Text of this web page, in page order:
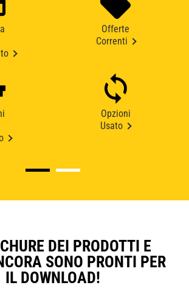
Offerte
Correnti
Opzioni
Usato
DEI PRODOTTI E
SONO PRONTI PER
IL DOWNLOAD!